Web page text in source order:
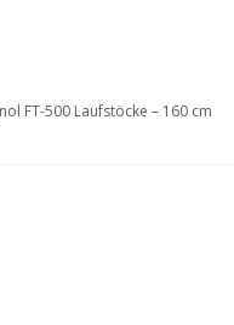
FT-500 Laufstöcke – 160 cm